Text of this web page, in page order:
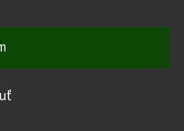
051